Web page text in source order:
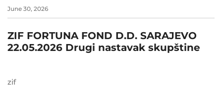
June 30, 2026
ZIF FORTUNA FOND D.D. SARAJEVO
22.05.2026 Drugi nastavak skupštine
zif